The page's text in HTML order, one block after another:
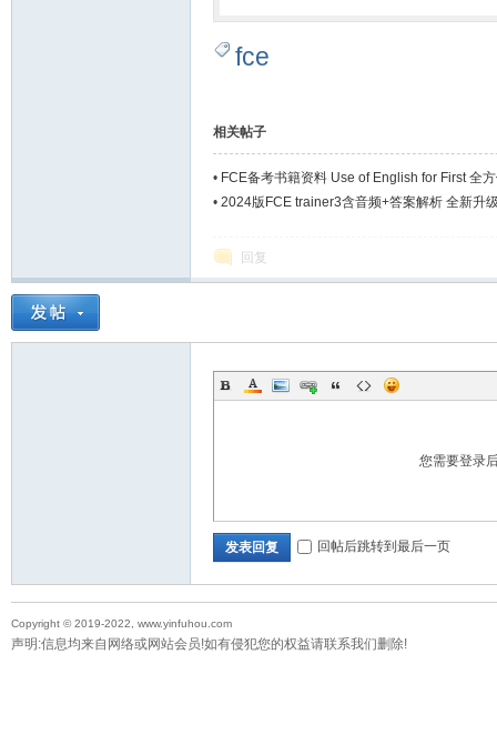
fce
相关帖子
• FCE备考书籍资料 Use of English for First 全
• 2024版FCE trainer3含音频+答案解析 全新升
回复
您需要登录
发表回复 回帖后跳转到最后一页
Copyright © 2019-2022, www.yinfuhou.com
声明:信息均来自网络或网站会员!如有侵犯您的权益请联系我们删除!